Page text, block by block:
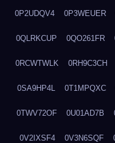
0P2UDQV4 0P3WEUER
0QLRKCUP 0QO261FR
0RCWTWLK 0RH9C3CH
0SA9HP4L 0T1MPQXC
0TWV72OF 0U01AD7B
0V2IXSF4 0V3N6SQF